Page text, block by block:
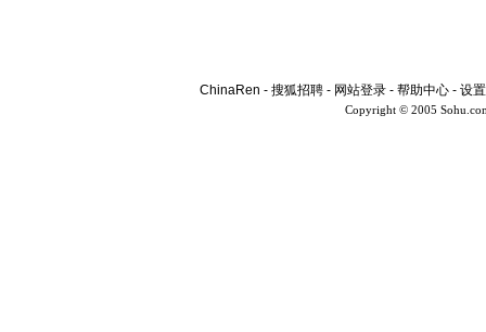
ChinaRen - 搜狐招聘 - 网站登录 - 帮助中心 - 设
Copyright © 2005